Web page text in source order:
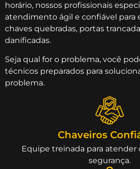
horário, nossos profissionais
atendimento ágil e confiável para
chaves quebradas, portas
danificadas.
Seja qual for o problema, você
técnicos preparados para
problema.
Chaveiros
Equipe treinada para atender
segurança.